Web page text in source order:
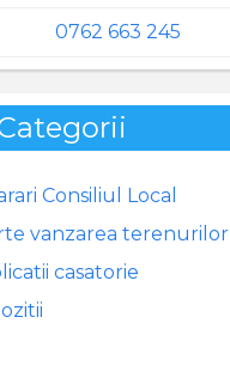
0762 663 245
Consiliul Local
vanzarea terenurilor
casatorie